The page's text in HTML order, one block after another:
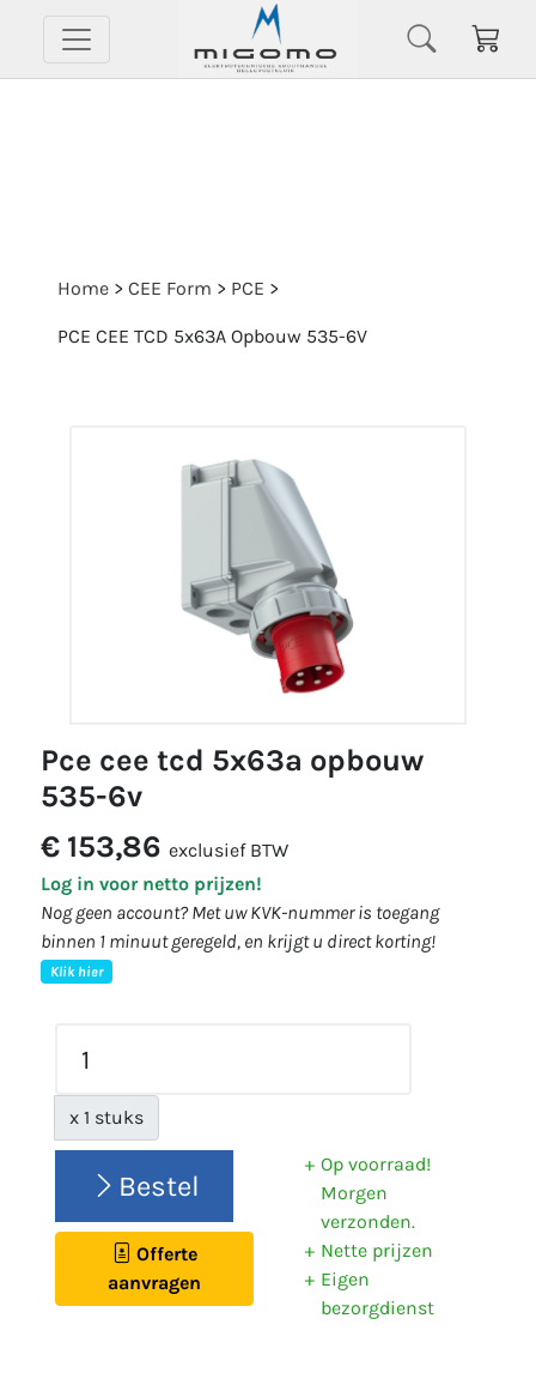
Home > CEE Form > PCE >
PCE CEE TCD 5x63A Opbouw 535-6V
pce cee tcd 5x63a opbouw
535-6v
€ 153,86 exclusief BTW
Log in voor netto prijzen!
Nog geen account? Met uw KVK-nummer is toegang
binnen 1 minuut geregeld, en krijgt u direct korting!
Klik hier
x 1 stuks
Bestel
Offerte
aanvragen
Op voorraad!
Morgen
verzonden.
Nette prijzen
Eigen
bezorgdienst